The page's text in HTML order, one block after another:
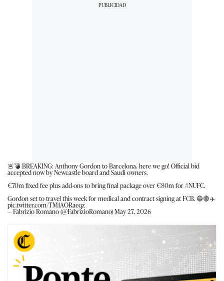
🚨💣 BREAKING: Anthony Gordon to Barcelona, here we go! Official bid
accepted now by Newcastle board and Saudi owners.
€70m fixed fee plus add-ons to bring final package over €80m for#NUFC.
Gordon set to travel this week for medical and contract signing at FCB. 🔵🔴✈️
pic.twitter.com/TM1AORaeqz
— Fabrizio Romano (@FabrizioRomano)May 27, 2026